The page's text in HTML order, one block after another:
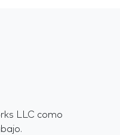
LLC como